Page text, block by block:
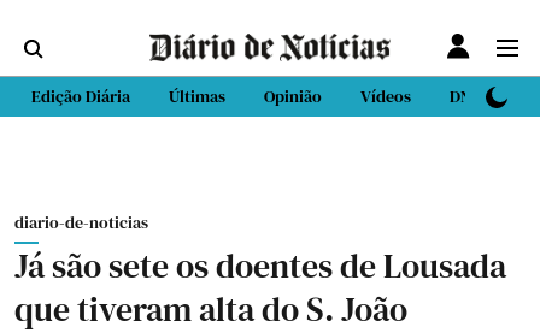
Edição Diária Últimas Opinião Vídeos DN Sport
diario-de-noticias
Já são sete os doentes de Lousada
que tiveram alta do S. João